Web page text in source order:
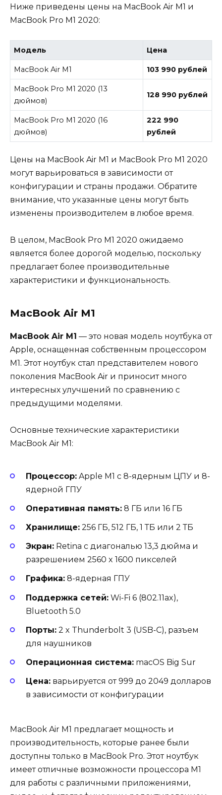
Ниже приведены цены на MacBook Air M1 и
MacBook Pro M1 2020:
Модель Цена
MacBook Air M1 103 990 рублей
MacBook Pro M1 2020 (13
дюймов)
128 990 рублей
MacBook Pro M1 2020 (16
дюймов)
222 990
рублей
Цены на MacBook Air M1 и MacBook Pro M1 2020
могут варьироваться в зависимости от
конфигурации и страны продажи. Обратите
внимание, что указанные цены могут быть
изменены производителем в любое время.
В целом, MacBook Pro M1 2020 ожидаемо
является более дорогой моделью, поскольку
предлагает более производительные
характеристики и функциональность.
MacBook Air M1
MacBook Air M1 — это новая модель ноутбука от
Apple, оснащенная собственным процессором
M1. Этот ноутбук стал представителем нового
поколения MacBook Air и приносит много
интересных улучшений по сравнению с
предыдущими моделями.
Основные технические характеристики
MacBook Air M1:
Процессор: Apple M1 с 8-ядерным ЦПУ и 8-
ядерной ГПУ
Оперативная память: 8 ГБ или 16 ГБ
Хранилище: 256 ГБ, 512 ГБ, 1 ТБ или 2 ТБ
Экран: Retina с диагональю 13,3 дюйма и
разрешением 2560 x 1600 пикселей
Графика: 8-ядерная ГПУ
Поддержка сетей: Wi-Fi 6 (802.11ax),
Bluetooth 5.0
Порты: 2 x Thunderbolt 3 (USB-C), разъем
для наушников
Операционная система: macOS Big Sur
Цена: варьируется от 999 до 2049 долларов
в зависимости от конфигурации
MacBook Air M1 предлагает мощность и
производительность, которые ранее были
доступны только в MacBook Pro. Этот ноутбук
имеет отличные возможности процессора M1
для работы с различными приложениями,